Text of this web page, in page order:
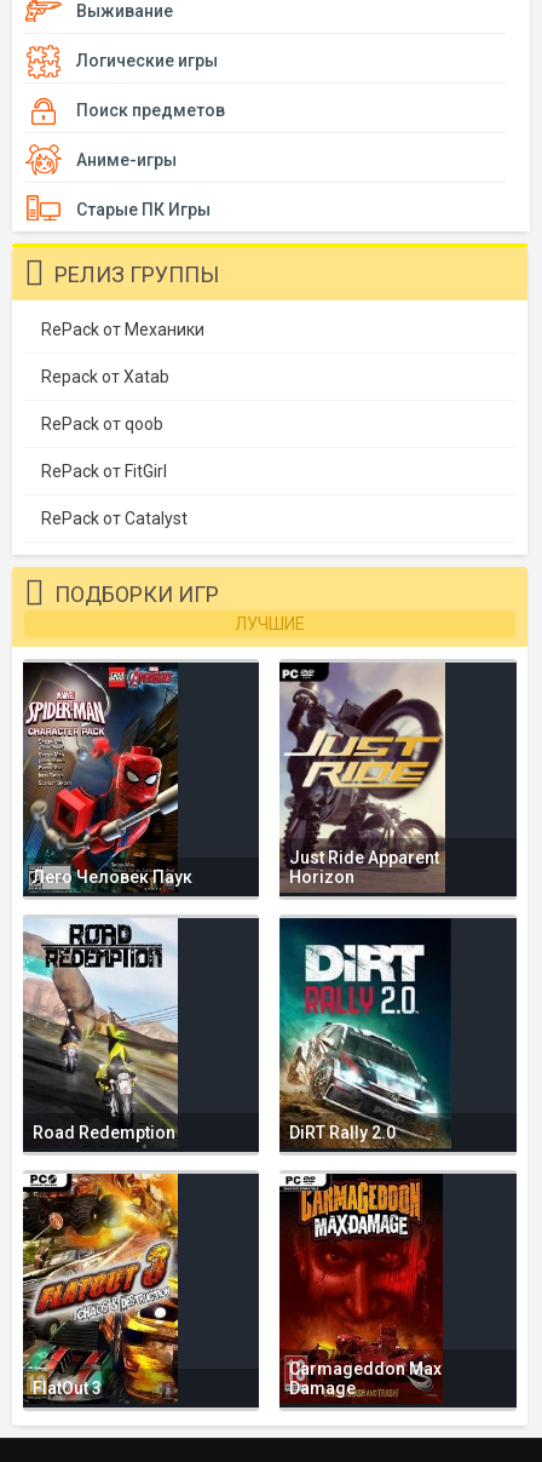
Выживание
Логические игры
Поиск предметов
Аниме-игры
Старые ПК Игры
РЕЛИЗ ГРУППЫ
RePack от Механики
Repack от Xatab
RePack от qoob
RePack от FitGirl
RePack от Catalyst
ПОДБОРКИ ИГР
ЛУЧШИЕ
Лего Человек Паук
Just Ride Apparent
Horizon
Road Redemption DiRT Rally 2.0
FlatOut 3
Carmageddon Max
Damage